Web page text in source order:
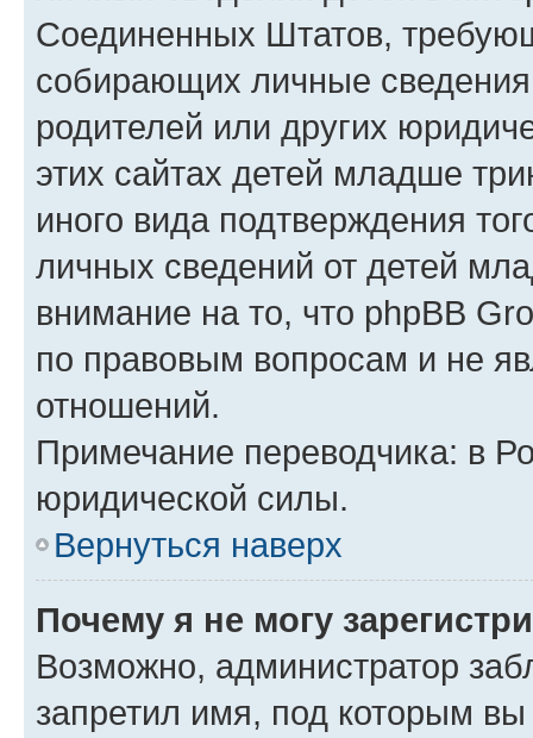
Соединенных Штатов,
собирающих личные
родителей или других
этих сайтах детей младше
иного вида подтверждения
личных сведений от детей
внимание на то, что phpBB
по правовым вопросам и не
отношений.
Примечание переводчика: в
юридической силы.
Вернуться наверх
Почему я не могу
Возможно, администратор
запретил имя, под которым вы